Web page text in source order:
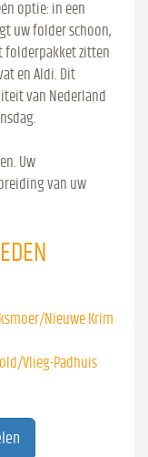
optie: in een
uw folder schoon,
folderpakket zitten
en Aldi. Dit
van Nederland
Uw
van uw
Nieuwe Krim
Vlieg-Padhuis